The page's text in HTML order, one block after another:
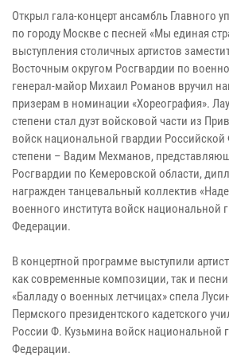
Открыл гала-концерт ансамбль Главного
по городу Москве с песней «Мы единая
выступления столичных артистов
Восточным округом Росгвардии по
генерал-майор Михаил Романов вручил
призерам в номинации «Хореография».
степени стал дуэт войсковой части из
войск национальной гвардии Российской
степени – Вадим Мехманов,
Росгвардии по Кемеровской области,
награжден танцевальный коллектив
военного института войск национальной
Федерации.
В концертной программе выступили
как современные композиции, так и
«Балладу о военных летчицах» спела
Пермского президентского кадетского
России Ф. Кузьмина войск национальной
Федерации.